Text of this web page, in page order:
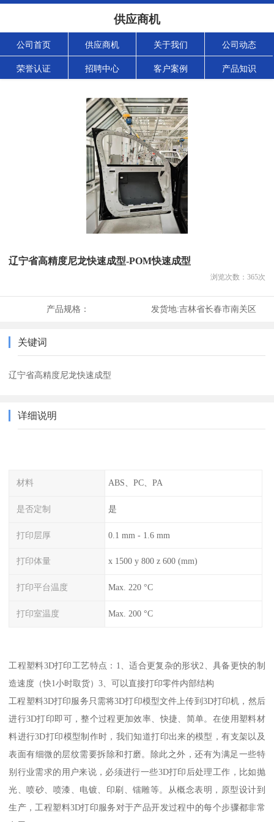
供应商机
公司首页 供应商机 关于我们 公司动态
荣誉认证 招聘中心 客户案例 产品知识
辽宁省高精度尼龙快速成型-POM快速成型
浏览次数： 365次
产品规格： 发货地:吉林省长春市南关区
关键词
辽宁省高精度尼龙快速成型
详细说明
材料 ABS、PC、PA
是否定制 是
打印层厚 0.1 mm - 1.6 mm
打印体量 x 1500 y 800 z 600 (mm)
打印平台温度 Max. 220 °C
打印室温度 Max. 200 °C
工程塑料3D打印工艺特点：1、适合更复杂的形状2、具备更快的制
造速度（快1小时取货）3、可以直接打印零件内部结构
工程塑料3D打印服务只需将3D打印模型文件上传到3D打印机，然后
进行3D打印即可，整个过程更加效率、快捷、简单。在使用塑料材
料进行3D打印模型制作时，我们知道打印出来的模型，有支架以及
表面有细微的层纹需要拆除和打磨。除此之外，还有为满足一些特
别行业需求的用户来说，必须进行一些3D打印后处理工作，比如抛
光、喷砂、喷漆、电镀、印刷、镭雕等。从概念表明，原型设计到
生产，工程塑料3D打印服务对于产品开发过程中的每个步骤都非常